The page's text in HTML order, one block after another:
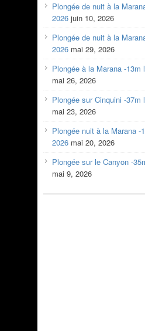
Plongée de nuit à la
2026 juin 10, 2026
Plongée de nuit à la
2026 mai 29, 2026
Plongée à la Marana -13m
mai 26, 2026
Plongée sur Cinquini -37m
mai 23, 2026
Plongée nuit à la Marana -
2026 mai 20, 2026
Plongée sur le Canyon -
mai 9, 2026